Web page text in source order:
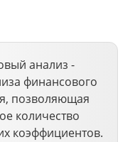
анализ -
финансового
позволяющая
количество
коэффициентов.